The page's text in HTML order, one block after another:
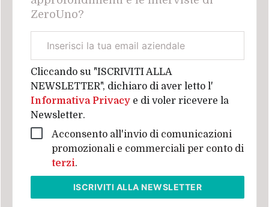
ZeroUno?
aziendale
Cliccando su "ISCRIVITI ALLA
NEWSLETTER", dichiaro di aver letto l'
Informativa Privacy e di voler ricevere la
Newsletter.
Acconsento all'invio di comunicazioni
promozionali e commerciali per conto di
terzi.
ISCRIVITI ALLA NEWSLETTER